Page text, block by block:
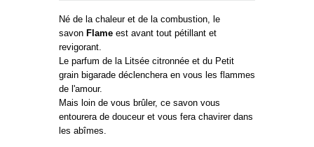
Né de la chaleur et de la combustion, le
savon Flame est avant tout pétillant et
revigorant.
Le parfum de la Litsée citronnée et du Petit
grain bigarade déclenchera en vous les flammes
de l'amour.
Mais loin de vous brûler, ce savon vous
entourera de douceur et vous fera chavirer dans
les abîmes.